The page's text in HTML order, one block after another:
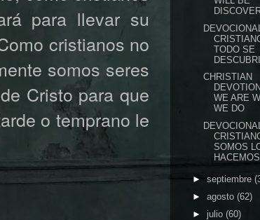
para llevar su
cristianos no
somos seres
Cristo para que
o temprano le
DEVOCIONAL
TODO SE
CHRISTIAN
WE ARE
WE DO
SOMOS
HACEMOS
► septiembre
► agosto (62)
► julio (60)